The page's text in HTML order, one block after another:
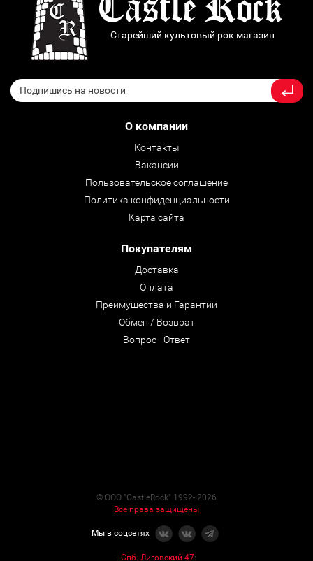
Старейший культовый рок магазин
О компании
Контакты
Вакансии
Пользовательское соглашение
Политика конфиденциальности
Карта сайта
Покупателям
Доставка
Оплата
Преимущества и Гарантии
Обмен / Возврат
Вопрос - Ответ
© ООО "CastleRock" 1992- 2026
Все права защищены
Мы в соцсетях
- Спб. Лиговский 47: